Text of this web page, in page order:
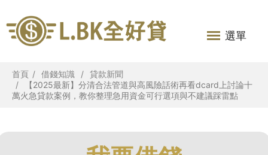
選單
首頁 借錢知識
貸款新聞
【2025最新】分清合法管道與高風險話術再看dcard上討論十
萬火急貸款案例，教你整理急用資金可行選項與不建議踩雷點